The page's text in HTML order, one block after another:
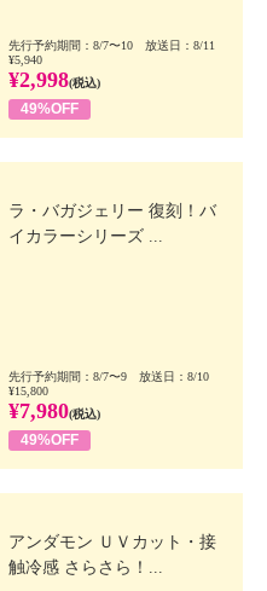
先行予約期間：8/7〜10 放送日：8/11
¥5,940
¥2,998(税込)
49%OFF
ラ・バガジェリー 復刻！バ
イカラーシリーズ ...
先行予約期間：8/7〜9 放送日：8/10
¥15,800
¥7,980(税込)
49%OFF
アンダモン ＵＶカット・接
触冷感 さらさら！...